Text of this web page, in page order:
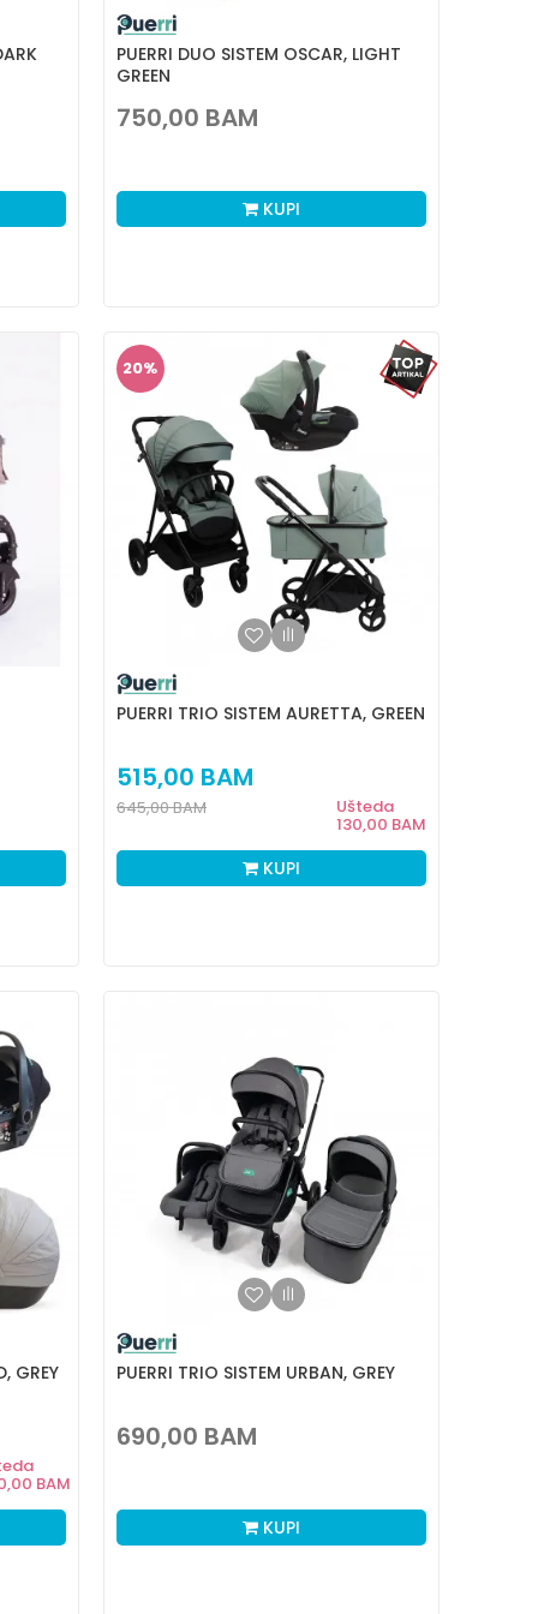
PUERRI DUO SISTEM OSCAR, LIGHT
GREEN
750,00 BAM
KUPI
20%
PUERRI TRIO SISTEM AURETTA, GREEN
515,00 BAM
Ušteda
130,00 BAM
645,00BAM
KUPI
GREY
BAM
PUERRI TRIO SISTEM URBAN, GREY
690,00 BAM
KUPI